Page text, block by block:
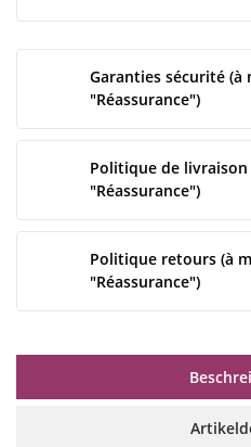
Garanties sécurité
"Réassurance")
Politique de
"Réassurance")
Politique retours (à
"Réassurance")